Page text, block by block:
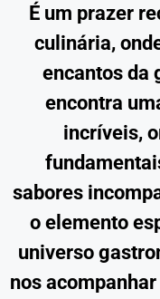
É um prazer
culinária,
encantos da
encontra
incríveis,
sabores
o elemento
universo
nos